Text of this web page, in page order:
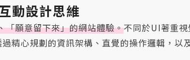
動設計思維
「願意留下來」的網站體驗。不同於UI著重
精心規劃的資訊架構、直覺的操作邏輯，以